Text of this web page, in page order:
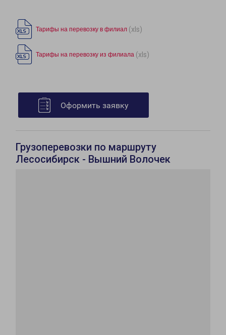
Тарифы на перевозку в филиал (xls)
Тарифы на перевозку из филиала (xls)
Оформить заявку
Грузоперевозки по маршруту
Лесосибирск - Вышний Волочек